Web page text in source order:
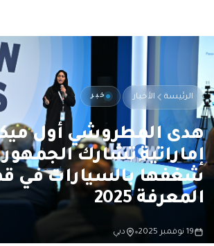
الرئيسة الأخبار خبر
هدى المطروشي أول
إماراتية تشارك
شغفها بالسيارات في
المعرفة 2025
19 نوفمبر 2025 دبي